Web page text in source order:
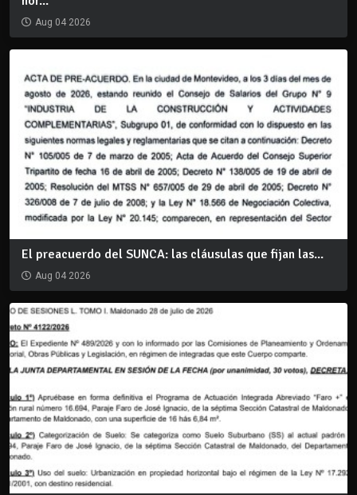
Aug 04 2026
El preacuerdo del SUNCA: las cláusulas que fijan las...
Aug 04 2026